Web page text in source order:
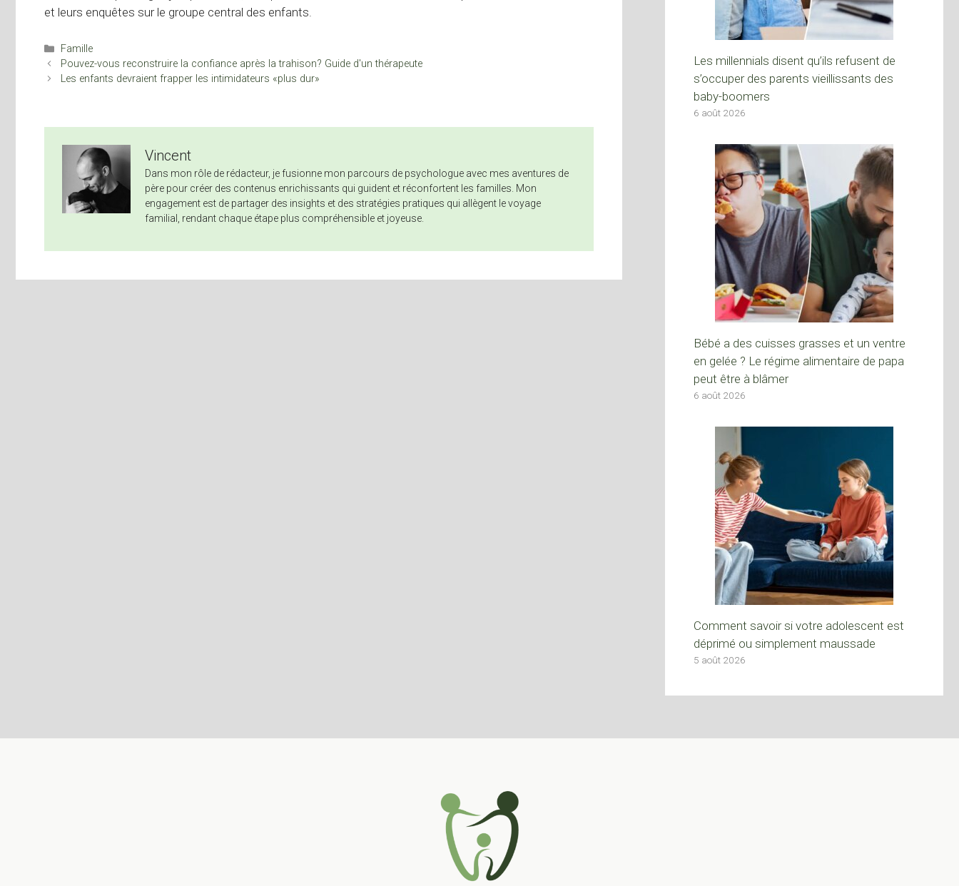
et leurs enquêtes sur le groupe central des enfants.
Catégories
Famille
Pouvez-vous reconstruire la confiance après la trahison? Guide d'un thérapeute
Les enfants devraient frapper les intimidateurs «plus dur»
Vincent
Dans mon rôle de rédacteur, je fusionne mon parcours de psychologue avec mes aventures de
père pour créer des contenus enrichissants qui guident et réconfortent les familles. Mon
engagement est de partager des insights et des stratégies pratiques qui allègent le voyage
familial, rendant chaque étape plus compréhensible et joyeuse.
Les millennials disent qu’ils refusent de
s’occuper des parents vieillissants des
baby-boomers
6 août 2026
Bébé a des cuisses grasses et un ventre
en gelée ? Le régime alimentaire de papa
peut être à blâmer
6 août 2026
Comment savoir si votre adolescent est
déprimé ou simplement maussade
5 août 2026